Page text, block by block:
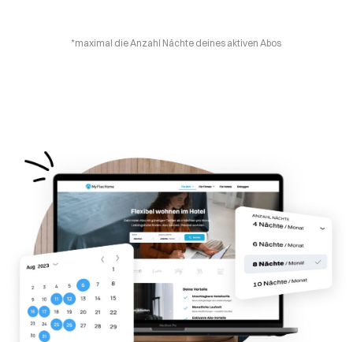
*maximal die Anzahl Nächte deines aktiven Abos